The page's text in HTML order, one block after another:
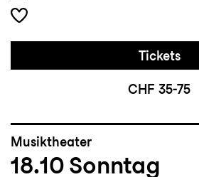
Tickets
CHF 35-75
Musiktheater
18.10 Sonntag